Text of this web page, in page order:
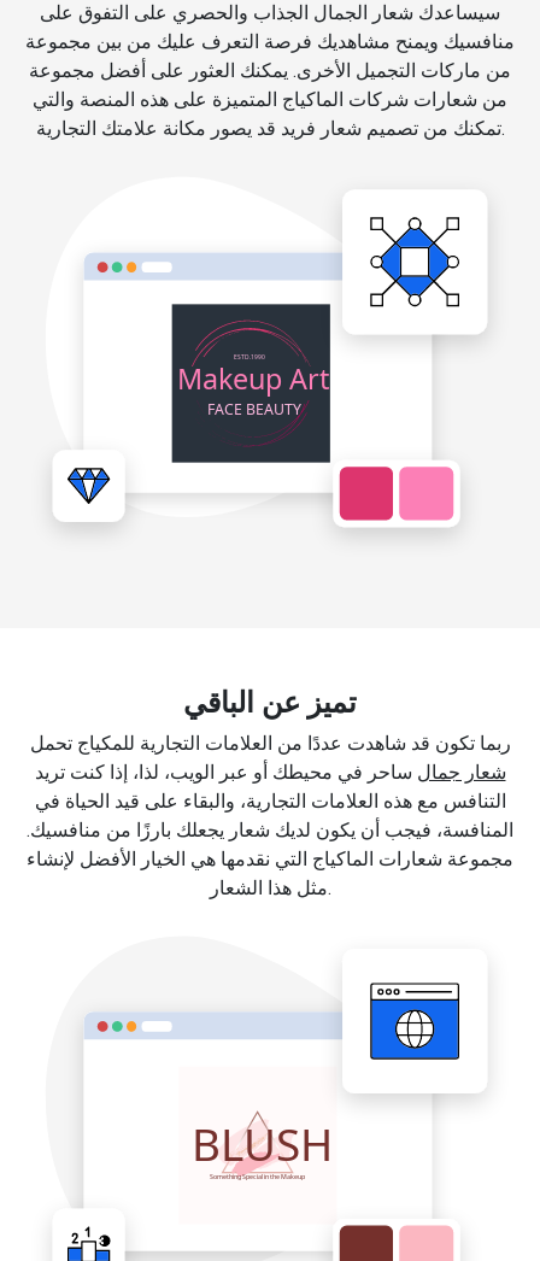
سيساعدك شعار الجمال الجذاب والحصري على التفوق على
منافسيك ويمنح مشاهديك فرصة التعرف عليك من بين مجموعة
من ماركات التجميل الأخرى. يمكنك العثور على أفضل مجموعة
من شعارات شركات الماكياج المتميزة على هذه المنصة والتي
تمكنك من تصميم شعار فريد قد يصور مكانة علامتك التجارية.
تميز عن الباقي
ربما تكون قد شاهدت عددًا من العلامات التجارية للمكياج تحمل
شعار جمال ساحر في محيطك أو عبر الويب، لذا، إذا كنت تريد
التنافس مع هذه العلامات التجارية، والبقاء على قيد الحياة في
المنافسة، فيجب أن يكون لديك شعار يجعلك بارزًا من منافسيك.
مجموعة شعارات الماكياج التي نقدمها هي الخيار الأفضل لإنشاء
مثل هذا الشعار.